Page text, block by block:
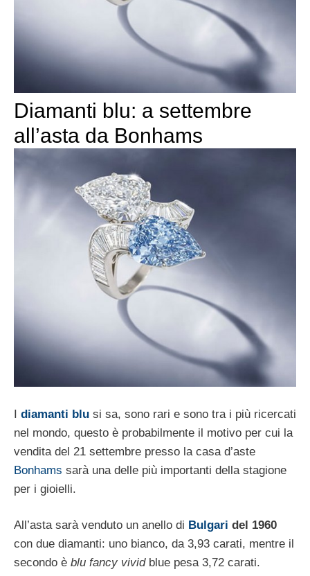
Diamanti blu: a settembre
all’asta da Bonhams
I diamanti blu si sa, sono rari e sono tra i più ricercati
nel mondo, questo è probabilmente il motivo per cui la
vendita del 21 settembre presso la casa d’aste
Bonhams sarà una delle più importanti della stagione
per i gioielli.
All’asta sarà venduto un anello di Bulgari del 1960
con due diamanti: uno bianco, da 3,93 carati, mentre il
secondo è blu fancy vividblue pesa 3,72 carati.